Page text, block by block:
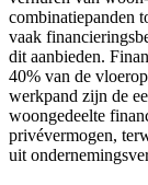
combinatiepanden
vaak
dit aanbieden.
40% van de
werkpand zijn de
woongedeelte
privévermogen,
uit